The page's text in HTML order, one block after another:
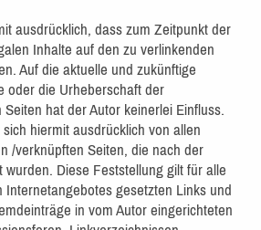
ausdrücklich, dass zum Zeitpunkt der
Inhalte auf den zu verlinkenden
Auf die aktuelle und zukünftige
oder die Urheberschaft der
hat der Autor keinerlei Einfluss.
hiermit ausdrücklich von allen
/verknüpften Seiten, die nach der
wurden. Diese Feststellung gilt für alle
Internetangebotes gesetzten Links und
in vom Autor eingerichteten